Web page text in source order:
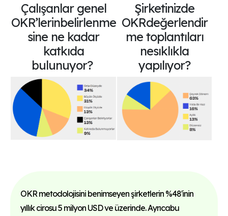
Çalışanlar genel
OKR’lerinbelirlenme
sine ne kadar
katkıda
bulunuyor?
Şirketinizde
OKRdeğerlendir
me toplantıları
nesıklıkla
yapılıyor?
OKR metodolojisini benimseyen şirketlerin %48'inin
yıllık cirosu 5 milyon USD ve üzerinde. Ayrıcabu